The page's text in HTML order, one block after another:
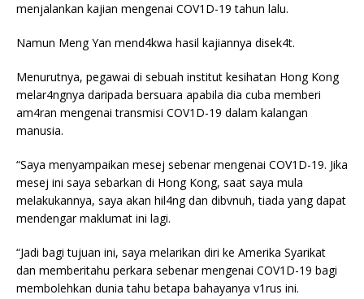
menjalankan kajian mengenai COV1D-19 tahun lalu.
Namun Meng Yan mend4kwa hasil kajiannya disek4t.
Menurutnya, pegawai di sebuah institut kesihatan Hong Kong
melar4ngnya daripada bersuara apabila dia cuba memberi
am4ran mengenai transmisi COV1D-19 dalam kalangan
manusia.
“Saya menyampaikan mesej sebenar mengenai COV1D-19. Jika
mesej ini saya sebarkan di Hong Kong, saat saya mula
melakukannya, saya akan hil4ng dan dibvnuh, tiada yang dapat
mendengar maklumat ini lagi.
“Jadi bagi tujuan ini, saya melarikan diri ke Amerika Syarikat
dan memberitahu perkara sebenar mengenai COV1D-19 bagi
membolehkan dunia tahu betapa bahayanya v1rus ini.